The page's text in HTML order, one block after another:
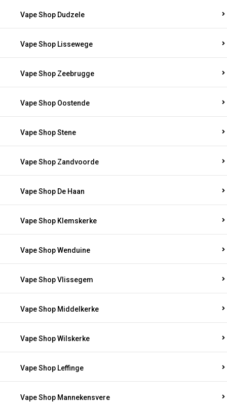
Vape Shop Dudzele
Vape Shop Lissewege
Vape Shop Zeebrugge
Vape Shop Oostende
Vape Shop Stene
Vape Shop Zandvoorde
Vape Shop De Haan
Vape Shop Klemskerke
Vape Shop Wenduine
Vape Shop Vlissegem
Vape Shop Middelkerke
Vape Shop Wilskerke
Vape Shop Leffinge
Vape Shop Mannekensvere